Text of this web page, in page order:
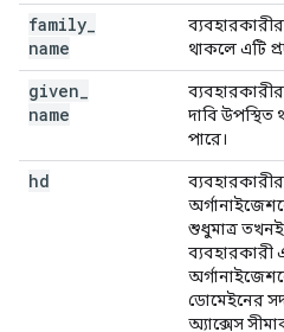
family
name
থাকলে এটি
given
name
ব্যবহারকারীর
দাবি উপস্থিত
পারে।
hd
শুধুমাত্র
ডোমেইনের
অ্যাক্সেস